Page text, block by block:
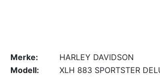
Merke:
HARLEY DAVIDSON
Modell:
XLH 883 SPORTSTER